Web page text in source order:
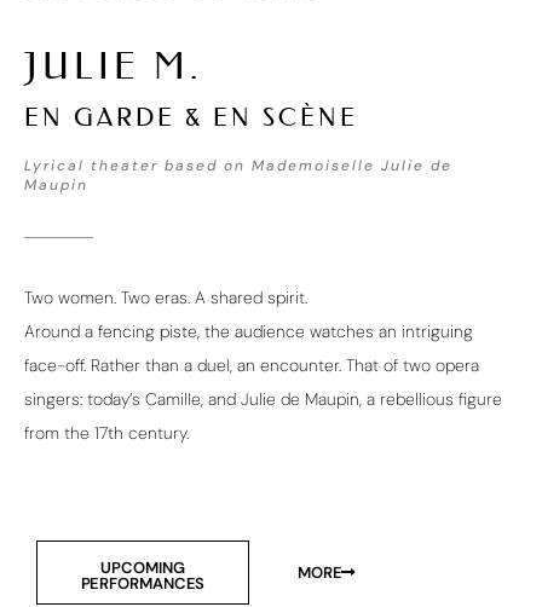
JULIE M.
EN GARDE & EN SCÈNE
Lyrical theater based on Mademoiselle Julie de
Maupin
Two women. Two eras. A shared spirit.
Around a fencing piste, the audience watches an intriguing
face-off. Rather than a duel, an encounter. That of two opera
singers: today’s Camille, and Julie de Maupin, a rebellious figure
from the 17th century.
UPCOMING
PERFORMANCES
MORE